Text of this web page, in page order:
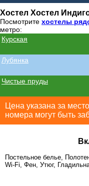
Хостел Хостел
Посмотрите хостелы
метро:
Курская
Лубянка
Чистые пруды
Цена указана за
номера могут быть
Постельное белье,
Wi-Fi, Фен, Утюг,